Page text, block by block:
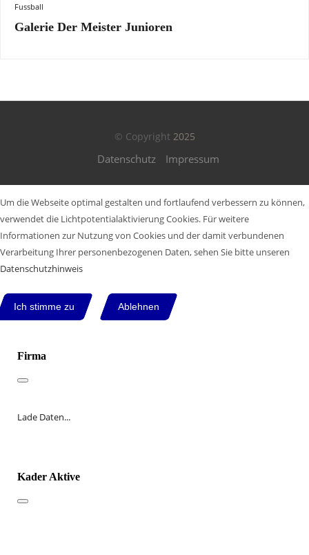
Fussball
Galerie Der Meister Junioren
© Copyright 2025
Datenschutz Impressum
Um die Webseite optimal gestalten und fortlaufend verbessern zu können,
verwendet die Lichtpotentialaktivierung Cookies. Für weitere
Informationen zur Nutzung von Cookies und der damit verbundenen
Verarbeitung Ihrer personenbezogenen Daten, sehen Sie bitte unseren
Datenschutzhinweis
Ich stimme zu Ablehnen
Firma
Lade Daten...
Kader Aktive